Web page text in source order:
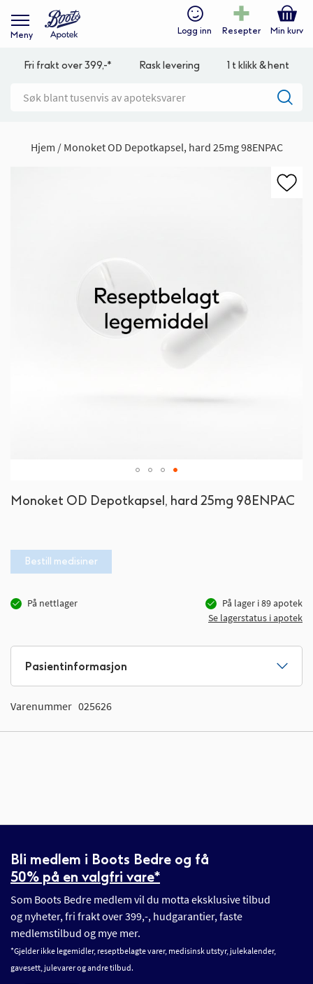
Meny Logg inn Resepter Min kurv
Fri frakt over 399,-* Rask levering 1 t klikk & hent
Hjem Monoket OD Depotkapsel, hard 25mg 98ENPAC
Monoket OD Depotkapsel, hard 25mg 98ENPAC
Bestill medisiner
På nettlager På lager i89apotek
Se lagerstatus i apotek
til
bildegalleri
Pasientinformasjon
Varenummer 025626
Bli medlem i Boots Bedre og få
50% på en valgfri vare*
Som Boots Bedre medlem vil du motta eksklusive tilbud
og nyheter, fri frakt over 399,-, hudgarantier, faste
medlemstilbud og mye mer.
*Gjelder ikke legemidler, reseptbelagte varer, medisinsk utstyr, julekalender,
gavesett, julevarer og andre tilbud.